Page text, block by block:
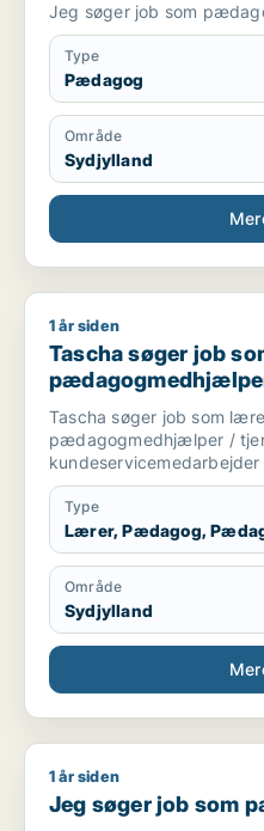
Jeg søger job som
Type
Pædagog
Område
Sydjylland
Tascha søger job som
1 år siden
Tascha søger job
Tascha søger job som
pædagogmedhjælper /
kundeservicemedarbejder
Type
Lærer, Pædagog,
Område
Sydjylland
Jeg søger job som
1 år siden
Jeg søger job som